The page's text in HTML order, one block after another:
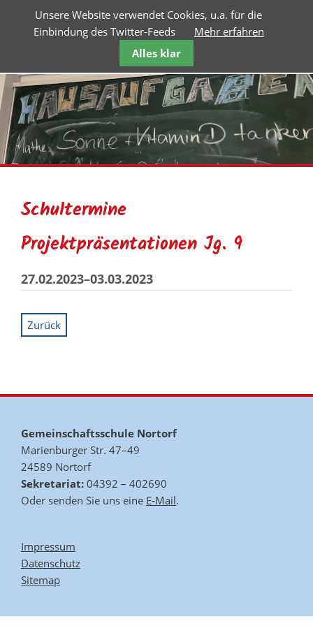
Schultermine
Projektpräsentationen Jg. 9
27.02.2023–03.03.2023
Zurück
Gemeinschaftsschule Nortorf
Marienburger Str. 47–49
24589 Nortorf
Sekretariat: 04392 – 402690
Oder senden Sie uns eine E-Mail.
Impressum
Datenschutz
Sitemap
Unsere Website verwendet Cookies, u.a. für die
Einbindung des Twitter-Feeds
Mehr erfahren
Alles klar